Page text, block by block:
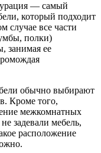
— самый
который подходит
случае все части
полки)
занимая ее
обычно выбирают
Кроме того,
межкомнатных
задевали мебель,
расположение